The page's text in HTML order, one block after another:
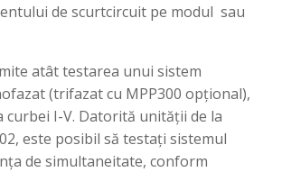
de scurtcircuit pe modul sau
atât testarea unui sistem
(trifazat cu MPP300 opțional),
curbei I-V. Datorită unității de la
este posibil să testați sistemul
de simultaneitate, conform